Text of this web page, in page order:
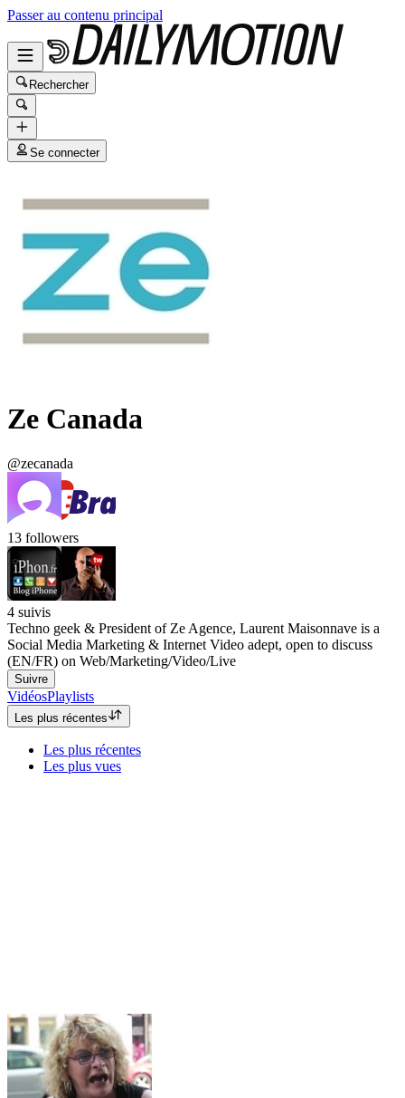
Passer au contenu principal
Rechercher
Se connecter
Ze Canada
@zecanada
13 followers
4 suivis
Techno geek & President of Ze Agence, Laurent Maisonnave is a
Social Media Marketing & Internet Video adept, open to discuss
(EN/FR) on Web/Marketing/Video/Live
Suivre
VidéosPlaylists
Les plus récentes
Les plus récentes
Les plus vues